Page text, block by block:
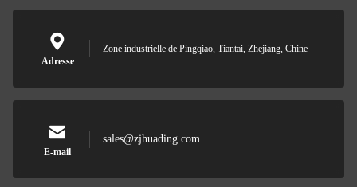
Adresse
Zone industrielle de Pingqiao, Tiantai, Zhejiang, Chine
E-mail
sales@zjhuading.com